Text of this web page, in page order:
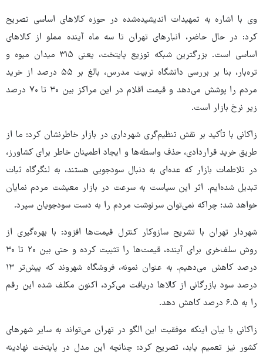
وی با اشاره به تمهیدات اندیشیده‌شده در حوزه کالاهای اساسی تصریح
کرد: در حال حاضر، انبارهای تهران تا سه ماه آینده مملو از کالاهای
اساسی است. بزرگترین شبکه توزیع پایتخت، یعنی ۳۱۵ میدان میوه و
تره‌بار، بنا بر بررسی دانشگاه تربیت مدرس، بالغ بر ۵۵ درصد از خرید
مردم را پوشش می‌دهد و قیمت اقلام در این مراکز بین ۳۰ تا ۷۰ درصد
زیر نرخ بازار است.
زاکانی با تأکید بر نقش تنظیم‌گری شهرداری در بازار خاطرنشان کرد: ما از
طریق خرید قراردادی، حذف واسطه‌ها و ایجاد اطمینان خاطر برای کشاورز،
در تلاطمات بازار که عده‌ای به دنبال سودجویی هستند، به لنگرگاه ثبات
تبدیل شده‌ایم. اثر این سیاست به سرعت در بازار معیشت مردم نمایان
خواهد شد؛ چراکه نمی‌توان سرنوشت مردم را به دست سودجویان سپرد.
شهردار تهران با تشریح سازوکار کنترل قیمت‌ها افزود: با بهره‌گیری از
روش سلف‌خری برای آینده، قیمت‌ها را تثبیت کرده و حتی بین ۲۰ تا ۳۰
درصد کاهش می‌دهیم. به عنوان نمونه، فروشگاه شهروند که پیش‌تر ۱۳
درصد سود بازرگانی از کالاها دریافت می‌کرد، اکنون مکلف شده این رقم
را به ۶.۵ درصد کاهش دهد.
زاکانی با بیان اینکه موفقیت این الگو در تهران می‌تواند به سایر شهرهای
کشور نیز تعمیم یابد، تصریح کرد: چنانچه این مدل در پایتخت نهادینه